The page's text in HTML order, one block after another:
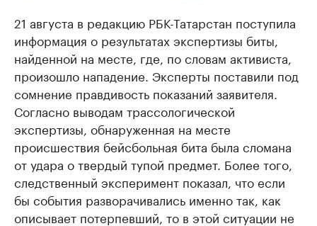
21 августа в редакцию РБК-Татарстан поступила
информация о результатах экспертизы биты,
найденной на месте, где, по словам активиста,
произошло нападение. Эксперты поставили под
сомнение правдивость показаний заявителя.
Согласно выводам трассологической
экспертизы, обнаруженная на месте
происшествия бейсбольная бита была сломана
от удара о твердый тупой предмет. Более того,
следственный эксперимент показал, что если
бы события разворачивались именно так, как
описывает потерпевший, то в этой ситуации не